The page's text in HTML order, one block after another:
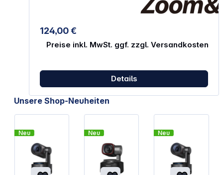
124,00 €
Preise inkl. MwSt. ggf. zzgl. Versandkosten
Details
Artikelgalerie überspringen
Unsere Shop-Neuheiten
Neu Neu Neu